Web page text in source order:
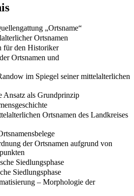
„Ortsname“
Ortsnamen
für den Historiker
Ortsnamen und
im Spiegel seiner mittelalterlichen
Ansatz als Grundprinzip
Ortsnamen des Landkreises
der Ortsnamen aufgrund von
Siedlungsphase
Siedlungsphase
– Morphologie der